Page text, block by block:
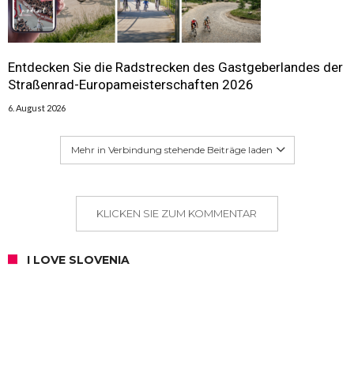
Entdecken Sie die Radstrecken des Gastgeberlandes der
Straßenrad-Europameisterschaften 2026
6. August 2026
Mehr in Verbindung stehende Beiträge laden
KLICKEN SIE ZUM KOMMENTAR
I LOVE SLOVENIA